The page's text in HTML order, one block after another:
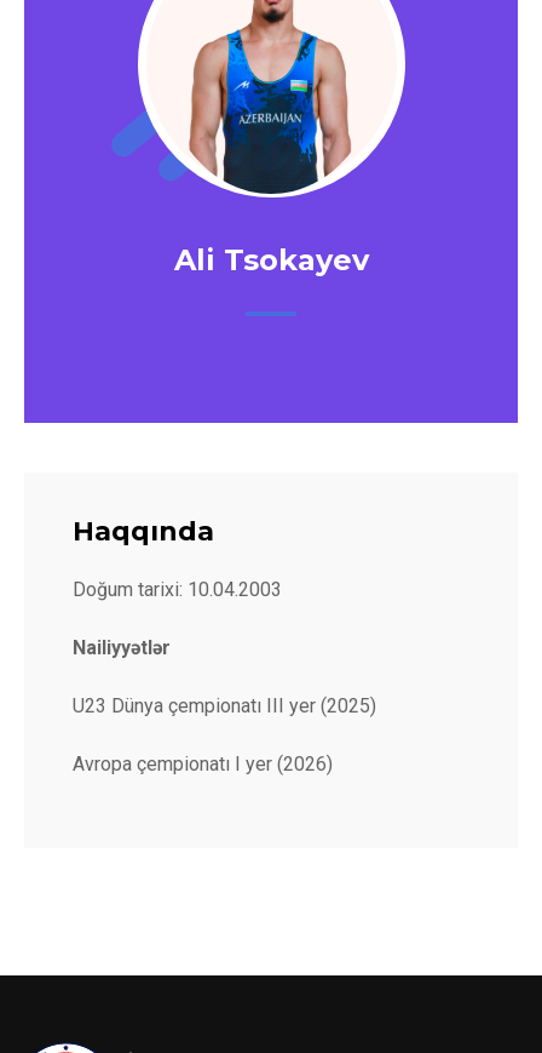
Ali Tsokayev
Haqqında
Doğum tarixi: 10.04.2003
Nailiyyətlər
U23 Dünya çempionatı III yer (2025)
Avropa çempionatı I yer (2026)